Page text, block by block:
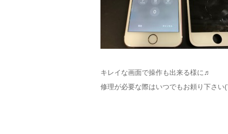
キレイな画面で操作も出来る様に♬
修理が必要な際はいつでもお頼り下さい